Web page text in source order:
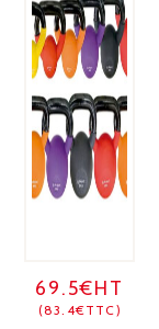
69.5€HT
(83.4€TTC)